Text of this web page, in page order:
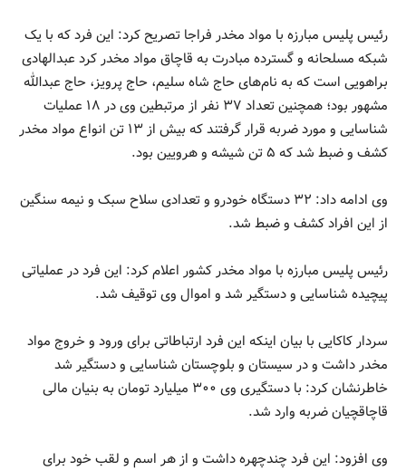
رئیس پلیس مبارزه با مواد مخدر فراجا تصریح کرد: این فرد که با یک
شبکه مسلحانه و گسترده مبادرت به قاچاق مواد مخدر کرد عبدالهادی
براهویی است که به نام‌های حاج شاه سلیم، حاج پرویز، حاج عبدالله
مشهور بود؛ همچنین تعداد ۳۷ نفر از مرتبطین وی در ۱۸ عملیات
شناسایی و مورد ضربه قرار گرفتند که بیش از ۱۳ تن انواع مواد مخدر
کشف و ضبط شد که ۵ تن شیشه و هرویین بود.
وی ادامه داد: ۳۲ دستگاه خودرو و تعدادی سلاح سبک و نیمه سنگین
از این افراد کشف و ضبط شد.
رئیس پلیس مبارزه با مواد مخدر کشور اعلام کرد: این فرد در عملیاتی
پیچیده شناسایی و دستگیر شد و اموال وی توقیف شد.
سردار کاکایی با بیان اینکه این فرد ارتباطاتی برای ورود و خروج مواد
مخدر داشت و در سیستان و بلوچستان شناسایی و دستگیر شد
خاطرنشان کرد: با دستگیری وی ۳۰۰ میلیارد تومان به بنیان مالی
قاچاقچیان ضربه وارد شد.
وی افزود: این فرد چندچهره داشت و از هر اسم و لقب خود برای